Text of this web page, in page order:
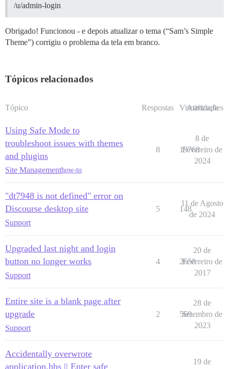
/u/admin-login
Obrigado! Funcionou - e depois atualizar o tema (“Sam’s Simple
Theme”) corrigiu o problema da tela em branco.
Tópicos relacionados
Tópico Respostas Visualizações
Atividade
Using Safe Mode to
troubleshoot issues with themes
and plugins
Site Managementhow-to
8 19768
8 de
Fevereiro de
2024
"dt7948 is not defined" error on
Discourse desktop site
Support
5 148
11 de Agosto
de 2024
Upgraded last night and login
button no longer works
Support
4 2658
20 de
Fevereiro de
2017
Entire site is a blank page after
upgrade
Support
2 569
28 de
Setembro de
2023
Accidentally overwrote
application.hbs || Enter safe
19 de